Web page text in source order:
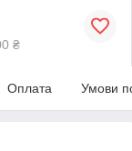
₴
Оплата Умови